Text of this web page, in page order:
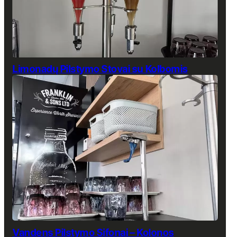
Limonadų Pilstymo Stovai su Kolbomis
Vandens Pilstymo Sifonai – Kolonos